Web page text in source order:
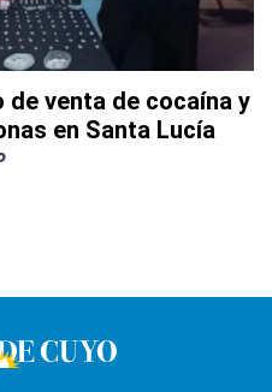
de venta de cocaína y
en Santa Lucía